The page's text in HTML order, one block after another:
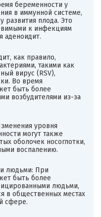
беременности у
в иммунной системе,
развития плода. Это
к инфекциям
аденоидит.
как правило,
такими как
вирус (RSV),
Во время
быть более
возбудителями из-за
уровня
могут также
оболочек носоглотки,
воспалению.
людьми: При
быть более
людьми,
в общественных местах
сфере.